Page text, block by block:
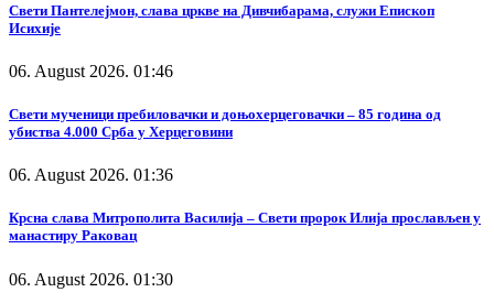
Свети Пантелејмон, слава цркве на Дивчибарама, служи Епископ
Исихије
06. August 2026. 01:46
Свети мученици пребиловачки и доњохерцеговачки – 85 година од
убиства 4.000 Срба у Херцеговини
06. August 2026. 01:36
Крсна слава Митрополита Василија – Свети пророк Илија прослављен у
манастиру Раковац
06. August 2026. 01:30